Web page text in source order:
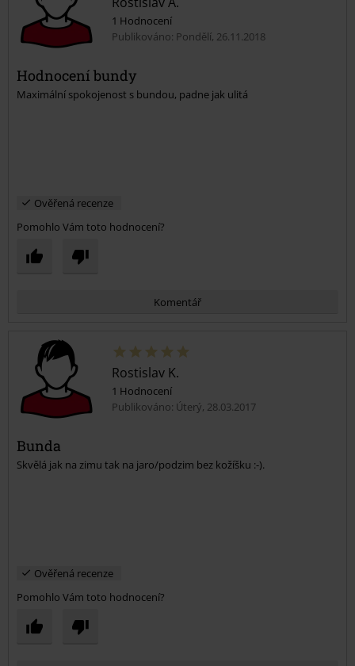
Odeslat komentář
1 Hodnocení
Publikováno: Pondělí, 26.11.2018
Hodnocení bundy
Maximální spokojenost s bundou, padne jak ulitá
Ověřená recenze
Pomohlo Vám toto hodnocení?
Komentář
Odeslat komentář
Rostislav K.
1 Hodnocení
Publikováno: Úterý, 28.03.2017
Bunda
Skvělá jak na zimu tak na jaro/podzim bez kožíšku :-).
Ověřená recenze
Pomohlo Vám toto hodnocení?